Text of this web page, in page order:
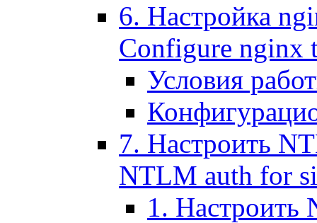
6. Настройка
Configure nginx
Условия
7. Настроить
NTLM auth for
1. Настроить